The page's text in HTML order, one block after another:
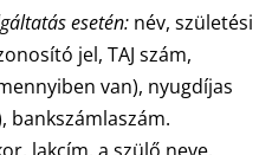
esetén: név, születési
jel, TAJ szám,
van), nyugdíjas
bankszámlaszám.